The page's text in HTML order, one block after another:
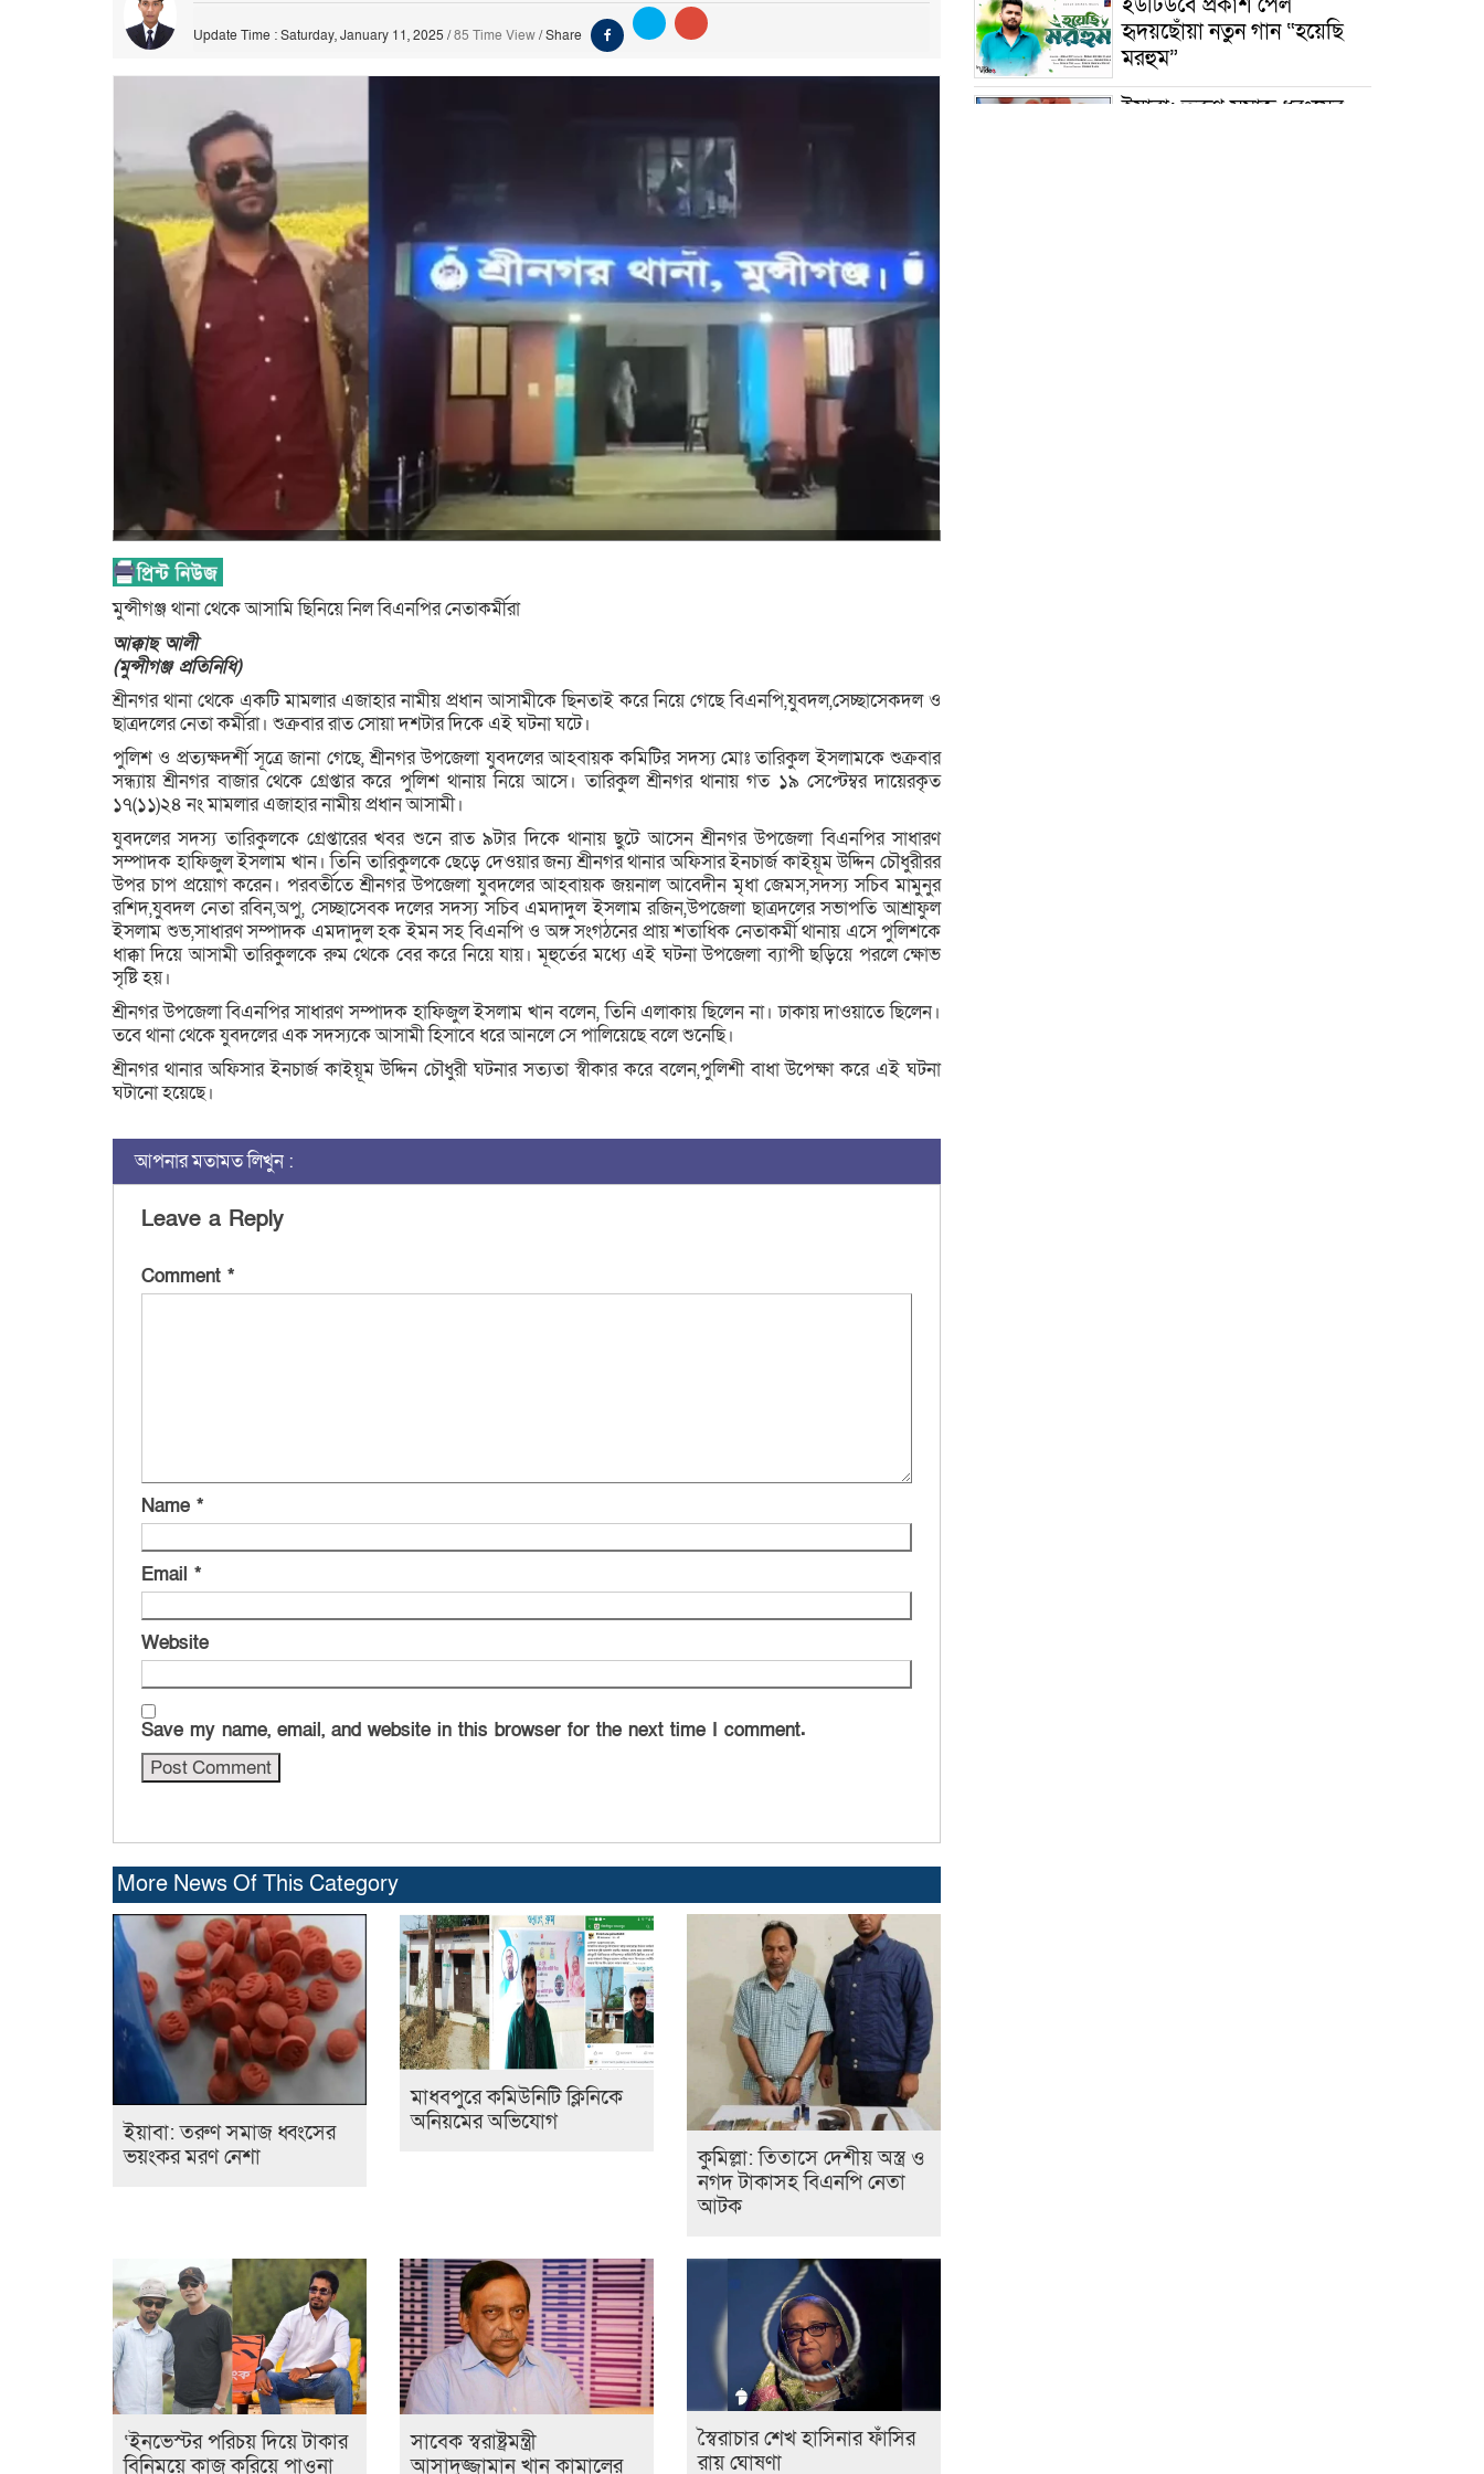
Update Time : Saturday, January 11, 2025 /85 Time View/Share
মুন্সীগঞ্জ থানা থেকে আসামি ছিনিয়ে নিল বিএনপির নেতাকর্মীরা
আক্কাছ আলী
(মুন্সীগঞ্জ প্রতিনিধি)
শ্রীনগর থানা থেকে একটি মামলার এজাহার নামীয় প্রধান আসামীকে ছিনতাই করে নিয়ে গেছে বিএনপি,যুবদল,সেচ্ছাসেকদল ও
ছাত্রদলের নেতা কর্মীরা। শুক্রবার রাত সোয়া দশটার দিকে এই ঘটনা ঘটে।
পুলিশ ও প্রত্যক্ষদর্শী সূত্রে জানা গেছে, শ্রীনগর উপজেলা যুবদলের আহবায়ক কমিটির সদস্য মোঃ তারিকুল ইসলামকে শুক্রবার
সন্ধ্যায় শ্রীনগর বাজার থেকে গ্রেপ্তার করে পুলিশ থানায় নিয়ে আসে। তারিকুল শ্রীনগর থানায় গত ১৯ সেপ্টেম্বর দায়েরকৃত
১৭(১১)২৪ নং মামলার এজাহার নামীয় প্রধান আসামী।
যুবদলের সদস্য তারিকুলকে গ্রেপ্তারের খবর শুনে রাত ৯টার দিকে থানায় ছুটে আসেন শ্রীনগর উপজেলা বিএনপির সাধারণ
সম্পাদক হাফিজুল ইসলাম খান। তিনি তারিকুলকে ছেড়ে দেওয়ার জন্য শ্রীনগর থানার অফিসার ইনচার্জ কাইয়ূম উদ্দিন চৌধুরীরর
উপর চাপ প্রয়োগ করেন। পরবর্তীতে শ্রীনগর উপজেলা যুবদলের আহবায়ক জয়নাল আবেদীন মৃধা জেমস,সদস্য সচিব মামুনুর
রশিদ,যুবদল নেতা রবিন,অপু, সেচ্ছাসেবক দলের সদস্য সচিব এমদাদুল ইসলাম রজিন,উপজেলা ছাত্রদলের সভাপতি আশ্রাফুল
ইসলাম শুভ,সাধারণ সম্পাদক এমদাদুল হক ইমন সহ বিএনপি ও অঙ্গ সংগঠনের প্রায় শতাধিক নেতাকর্মী থানায় এসে পুলিশকে
ধাক্কা দিয়ে আসামী তারিকুলকে রুম থেকে বের করে নিয়ে যায়। মূহুর্তের মধ্যে এই ঘটনা উপজেলা ব্যাপী ছড়িয়ে পরলে ক্ষোভ
সৃষ্টি হয়।
শ্রীনগর উপজেলা বিএনপির সাধারণ সম্পাদক হাফিজুল ইসলাম খান বলেন, তিনি এলাকায় ছিলেন না। ঢাকায় দাওয়াতে ছিলেন।
তবে থানা থেকে যুবদলের এক সদস্যকে আসামী হিসাবে ধরে আনলে সে পালিয়েছে বলে শুনেছি।
শ্রীনগর থানার অফিসার ইনচার্জ কাইয়ূম উদ্দিন চৌধুরী ঘটনার সত্যতা স্বীকার করে বলেন,পুলিশী বাধা উপেক্ষা করে এই ঘটনা
ঘটানো হয়েছে।
আপনার মতামত লিখুন :
Leave a Reply
Comment *
Name *
Email *
Website
Save my name, email, and website in this browser for the next time I comment.
More News Of This Category
ইয়াবা: তরুণ সমাজ ধ্বংসের
ভয়ংকর মরণ নেশা
মাধবপুরে কমিউনিটি ক্লিনিকে
অনিয়মের অভিযোগ
কুমিল্লা: তিতাসে দেশীয় অস্ত্র ও
নগদ টাকাসহ বিএনপি নেতা
আটক
‘ইনভেস্টর পরিচয় দিয়ে টাকার
বিনিময়ে কাজ করিয়ে পাওনা
সাবেক স্বরাষ্ট্রমন্ত্রী
আসাদুজ্জামান খান কামালের
স্বৈরাচার শেখ হাসিনার ফাঁসির
রায় ঘোষণা
হৃদয়ছোঁয়া নতুন গান “হয়েছি
মরহুম”
ইয়াবা: তরুণ সমাজ ধ্বংসের